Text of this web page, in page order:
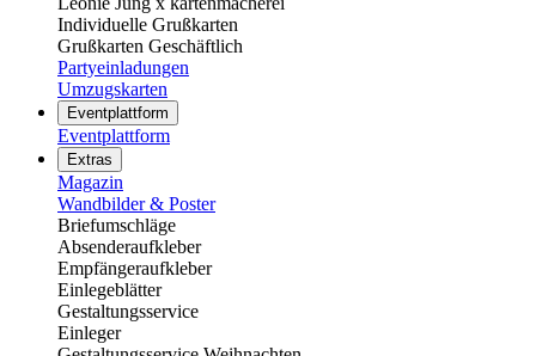
Individuelle Grußkarten
Grußkarten Geschäftlich
Partyeinladungen
Umzugskarten
Eventplattform
Eventplattform
Extras
Magazin
Wandbilder & Poster
Briefumschläge
Absenderaufkleber
Empfängeraufkleber
Einlegeblätter
Gestaltungsservice
Einleger